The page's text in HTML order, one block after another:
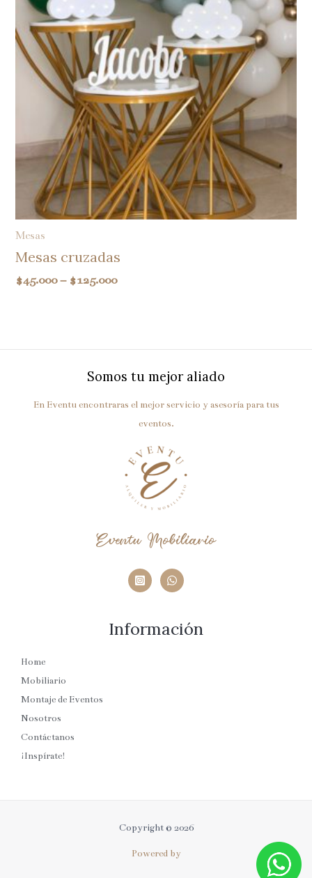
Mesas
Mesas cruzadas
$45.000– $125.000
Somos tu mejor aliado
En Eventu encontraras el mejor servicio y asesoría para tus
eventos.
Eventu Mobiliario
Información
Home
Mobiliario
Montaje de Eventos
Nosotros
Contáctanos
¡Inspírate!
Copyright © 2026
Powered by